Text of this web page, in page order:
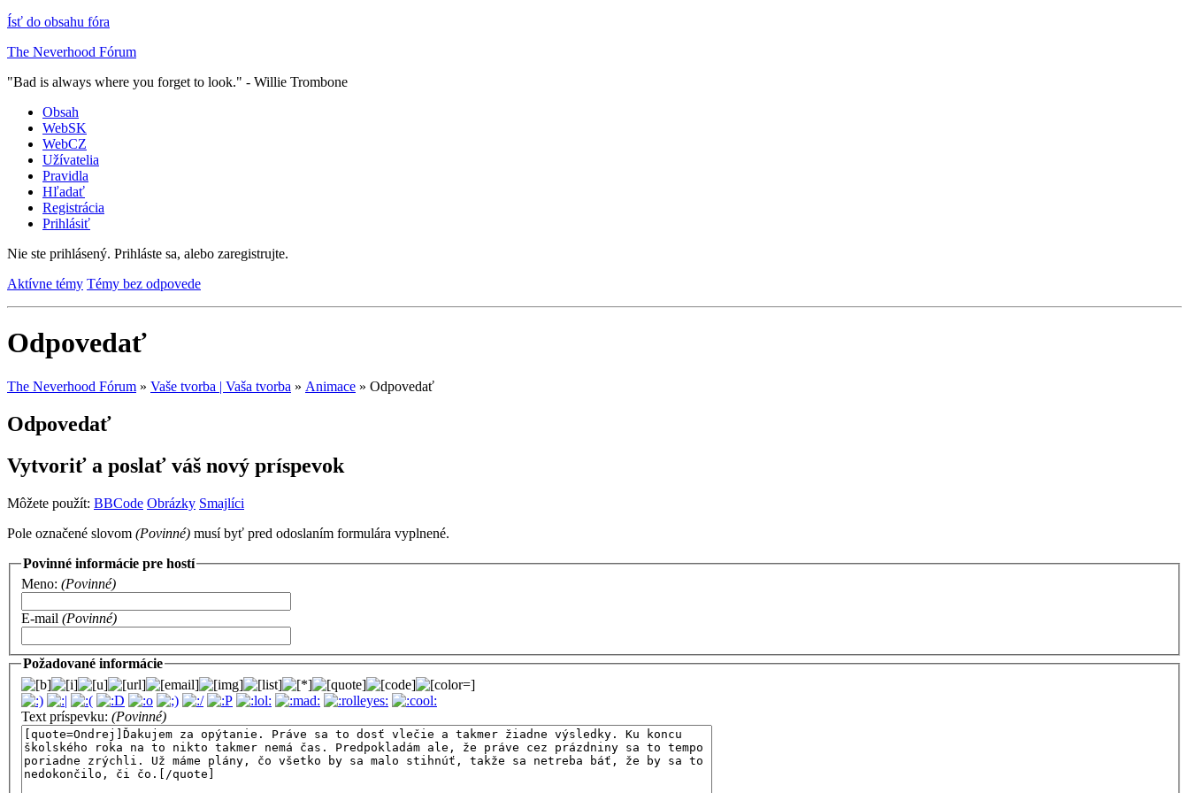
Ísť do obsahu fóra
The Neverhood Fórum
"Bad is always where you forget to look." - Willie Trombone
Obsah
WebSK
WebCZ
Užívatelia
Pravidla
Hľadať
Registrácia
Prihlásiť
Nie ste prihlásený. Prihláste sa, alebo zaregistrujte.
Aktívne témy Témy bez odpovede
Odpovedať
The Neverhood Fórum » Vaše tvorba | Vaša tvorba » Animace » Odpovedať
Odpovedať
Vytvoriť a poslať váš nový príspevok
Môžete použít: BBCode Obrázky Smajlíci
Pole označené slovom (Povinné) musí byť pred odoslaním formulára vyplnené.
Povinné informácie pre hostí
Meno: (Povinné)
E-mail (Povinné)
Požadované informácie
Text príspevku: (Povinné)